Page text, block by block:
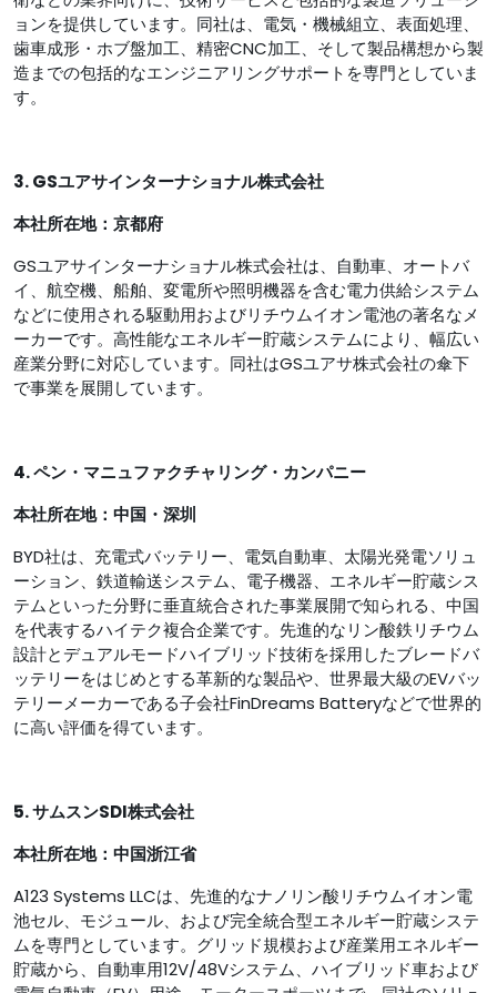
ョンを提供しています。同社は、電気・機械組立、表面処理、
歯車成形・ホブ盤加工、精密CNC加工、そして製品構想から製
造までの包括的なエンジニアリングサポートを専門としていま
す。
3. GSユアサインターナショナル株式会社
本社所在地：京都府
GSユアサインターナショナル株式会社は、自動車、オートバ
イ、航空機、船舶、変電所や照明機器を含む電力供給システム
などに使用される駆動用およびリチウムイオン電池の著名なメ
ーカーです。高性能なエネルギー貯蔵システムにより、幅広い
産業分野に対応しています。同社はGSユアサ株式会社の傘下
で事業を展開しています。
4. ペン・マニュファクチャリング・カンパニー
本社所在地：中国・深圳
BYD社は、充電式バッテリー、電気自動車、太陽光発電ソリュ
ーション、鉄道輸送システム、電子機器、エネルギー貯蔵シス
テムといった分野に垂直統合された事業展開で知られる、中国
を代表するハイテク複合企業です。先進的なリン酸鉄リチウム
設計とデュアルモードハイブリッド技術を採用したブレードバ
ッテリーをはじめとする革新的な製品や、世界最大級のEVバッ
テリーメーカーである子会社FinDreams Batteryなどで世界的
に高い評価を得ています。
5. サムスンSDI株式会社
本社所在地：中国浙江省
A123 Systems LLCは、先進的なナノリン酸リチウムイオン電
池セル、モジュール、および完全統合型エネルギー貯蔵システ
ムを専門としています。グリッド規模および産業用エネルギー
貯蔵から、自動車用12V/48Vシステム、ハイブリッド車および